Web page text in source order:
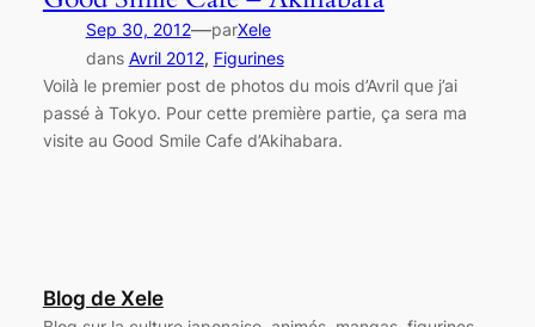
Sep 30, 2012—parXele
dans Avril 2012, Figurines
Voilà le premier post de photos du mois d’Avril que j’ai
passé à Tokyo. Pour cette première partie, ça sera ma
visite au Good Smile Cafe d’Akihabara.
Blog de Xele